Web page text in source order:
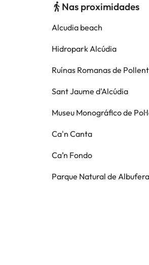
Nas proximidades
Alcudia beach
Hidropark Alcúdia
Ruínas Romanas de
Sant Jaume d'Alcúdia
Museu Monográfico de
Ca'n Canta
Ca’n Fondo
Parque Natural de Albufera